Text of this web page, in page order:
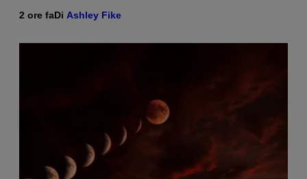
2 ore faDi Ashley Fike